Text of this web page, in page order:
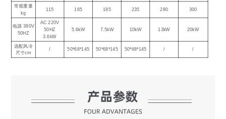
常规重量
kg
115 165 185 235 280 300
电源 380V
50HZ
AC 220V
50HZ
3.6kW
5.6kW 7.5kW 10kW 13kW 20kW
选配风冷
尺寸cm
/ 50*68*145 50*68*145 50*68*145 / /